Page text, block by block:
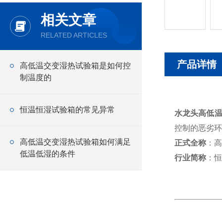
相关文章
RELATED ARTICLES
高低温交变湿热试验箱是如何控
制温度的
恒温恒湿试验箱的常见异常
高低温交变湿热试验箱如何满足
低温低湿的条件
产品详情
水龙头高低
控制的恶劣
正式全称：
行业简称：